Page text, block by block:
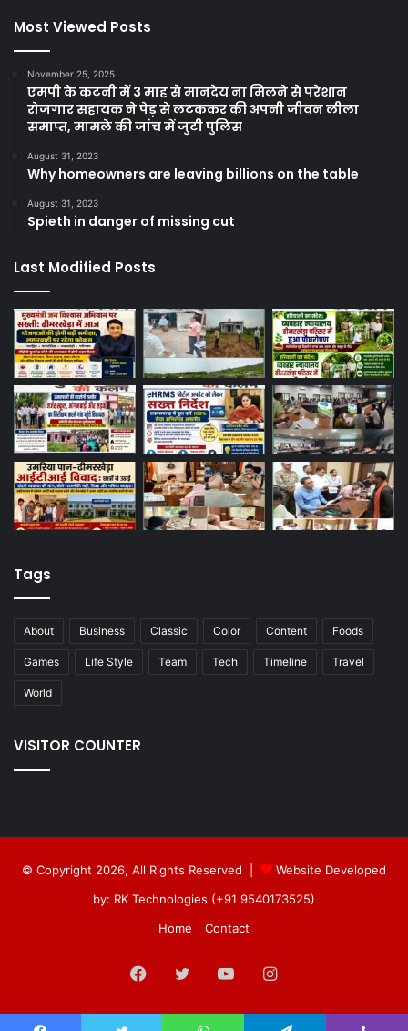
Most Viewed Posts
November 25, 2025
एमपी के कटनी में 3 माह से मानदेय ना मिलने से परेशान
रोजगार सहायक ने पेड़ से लटककर की अपनी जीवन लीला
समाप्त, मामले की जांच में जुटी पुलिस
August 31, 2023
Why homeowners are leaving billions on the table
August 31, 2023
Spieth in danger of missing cut
Last Modified Posts
Tags
About Business Classic Color Content Foods
Games Life Style Team Tech Timeline Travel
World
VISITOR COUNTER
© Copyright 2026, All Rights Reserved |
Website Developed
by: RK Technologies (+91 9540173525)
Home
Contact
Facebook
Twitter YouTubeInstagram